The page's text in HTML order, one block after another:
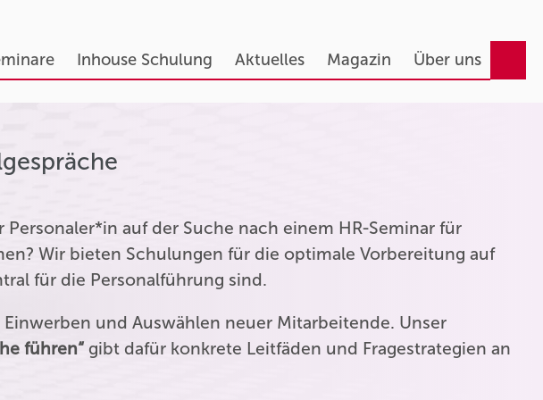
Inhouse Schulung Aktuelles Magazin Über uns
Personaler*in auf der Suche nach einem HR-Seminar für
Wir bieten Schulungen für die optimale Vorbereitung auf
für die Personalführung sind.
und Auswählen neuer Mitarbeitende. Unser
führen“ gibt dafür konkrete Leitfäden und Fragestrategien an